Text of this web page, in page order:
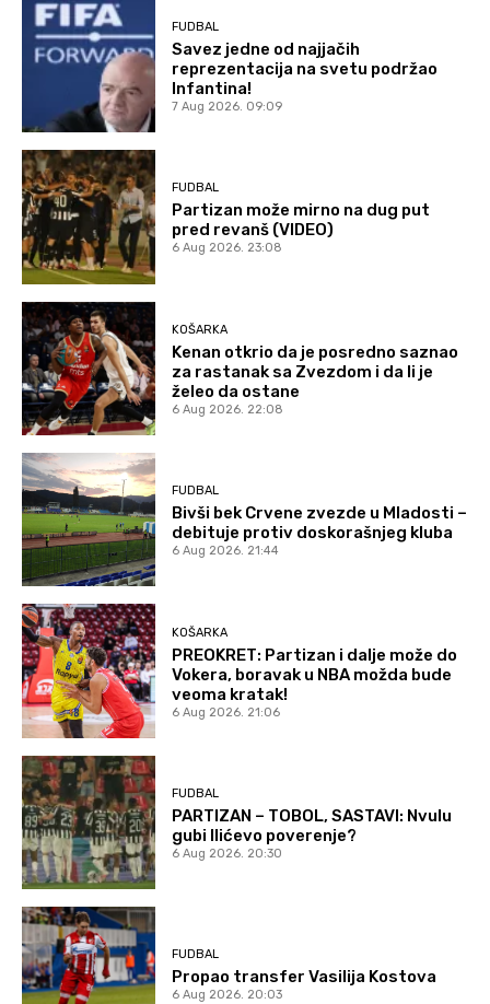
FUDBAL
Savez jedne od najjačih
reprezentacija na svetu podržao
Infantina!
7 Aug 2026. 09:09
FUDBAL
Partizan može mirno na dug put
pred revanš (VIDEO)
6 Aug 2026. 23:08
KOŠARKA
Kenan otkrio da je posredno saznao
za rastanak sa Zvezdom i da li je
želeo da ostane
6 Aug 2026. 22:08
FUDBAL
Bivši bek Crvene zvezde u Mladosti –
debituje protiv doskorašnjeg kluba
6 Aug 2026. 21:44
KOŠARKA
PREOKRET: Partizan i dalje može do
Vokera, boravak u NBA možda bude
veoma kratak!
6 Aug 2026. 21:06
FUDBAL
PARTIZAN – TOBOL, SASTAVI: Nvulu
gubi Ilićevo poverenje?
6 Aug 2026. 20:30
FUDBAL
Propao transfer Vasilija Kostova
6 Aug 2026. 20:03